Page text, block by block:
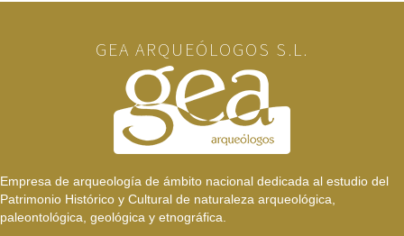
GEA ARQUEÓLOGOS S.L.
Empresa de arqueología de ámbito nacional dedicada al estudio del
Patrimonio Histórico y Cultural de naturaleza arqueológica,
paleontológica, geológica y etnográfica.